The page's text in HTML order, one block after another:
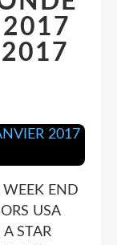
2017
END
USA
STAR